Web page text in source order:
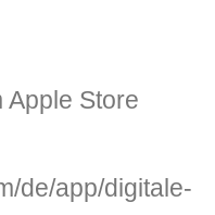
Apple Store
de/app/digitale-